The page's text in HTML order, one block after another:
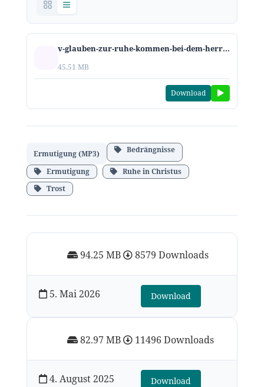
v-glauben-zur-ruhe-kommen-bei-dem-herrn-2020.mp3
45.51 MB
Download
Ermutigung (MP3) Bedrängnisse
Ermutigung
Ruhe in Christus
Trost
94.25 MB 8579 Downloads
5. Mai 2026 Download
82.97 MB 11496 Downloads
4. August 2025 Download